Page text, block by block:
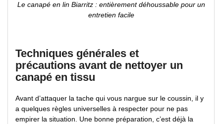
Le canapé en lin Biarritz : entièrement déhoussable pour un
entretien facile
Techniques générales et
précautions avant de nettoyer un
canapé en tissu
Avant d’attaquer la tache qui vous nargue sur le coussin, il y
a quelques règles universelles à respecter pour ne pas
empirer la situation. Une bonne préparation, c’est déjà la